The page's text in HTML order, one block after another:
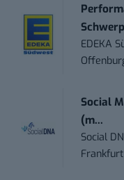
EDEKA
Social
(m...
Social